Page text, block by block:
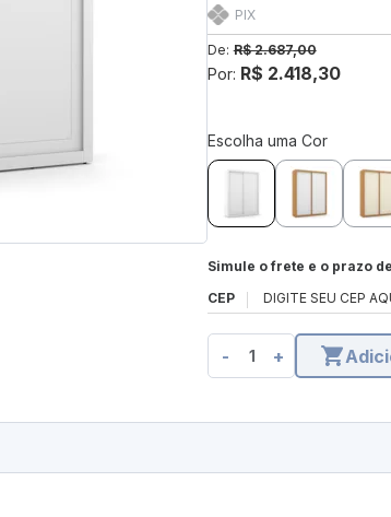
PIX
De: R$ 2.687,00
Por: R$ 2.418,30
Escolha uma Cor
Simule o frete e o prazo
CEP
- +